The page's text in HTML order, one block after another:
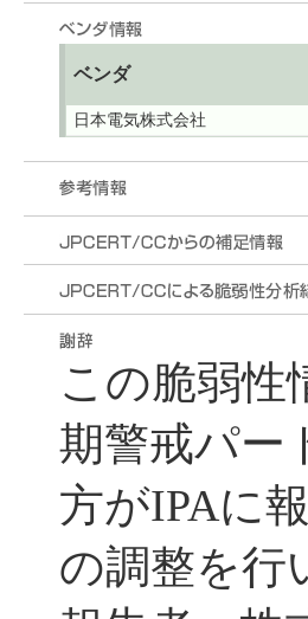
ベンダ
日本電気株式会社
この脆弱性
期警戒パー
方がIPAに
の調整を行